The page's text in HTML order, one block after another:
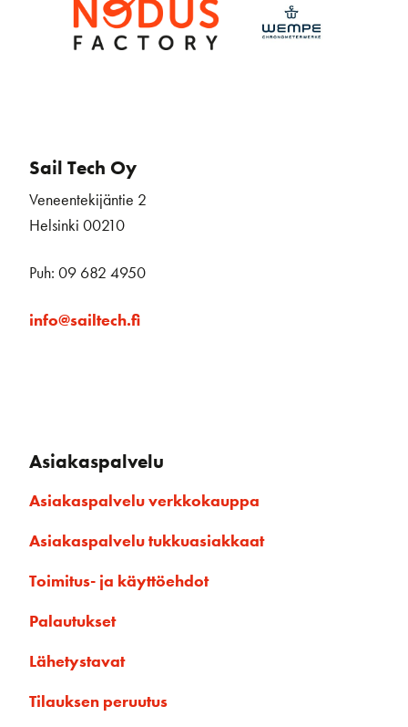
Sail Tech Oy
Veneentekijäntie 2
Helsinki 00210
Puh: 09 682 4950
info@sailtech.fi
Asiakaspalvelu
Asiakaspalvelu verkkokauppa
Asiakaspalvelu tukkuasiakkaat
Toimitus- ja käyttöehdot
Palautukset
Lähetystavat
Tilauksen peruutus